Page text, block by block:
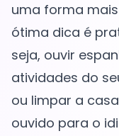
uma forma
ótima dica é
seja, ouvir
atividades do
ou limpar a
ouvido para o